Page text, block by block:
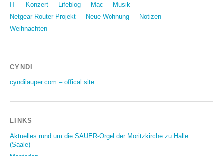
IT
Konzert Lifeblog Mac
Musik
Netgear Router Projekt
Neue Wohnung
Notizen
Weihnachten
CYNDI
cyndilauper.com – offical site
LINKS
Aktuelles rund um die SAUER-Orgel der Moritzkirche zu Halle
(Saale)